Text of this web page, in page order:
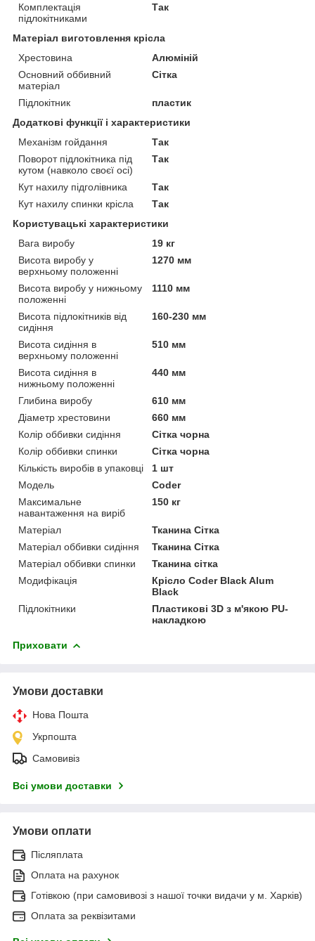
Комплектація
підлокітниками
Так
Матеріал виготовлення крісла
Хрестовина
Алюміній
Основний оббивний
матеріал
Сітка
Підлокітник
пластик
Додаткові функції і характеристики
Механізм гойдання
Так
Поворот підлокітника під
кутом (навколо своєї осі)
Так
Кут нахилу підголівника
Так
Кут нахилу спинки крісла
Так
Користувацькі характеристики
Вага виробу
19 кг
Висота виробу у
верхньому положенні
1270 мм
Висота виробу у нижньому
положенні
1110 мм
Висота підлокітників від
сидіння
160-230 мм
Висота сидіння в
верхньому положенні
510 мм
Висота сидіння в
нижньому положенні
440 мм
Глибина виробу
610 мм
Діаметр хрестовини
660 мм
Колір оббивки сидіння
Сітка чорна
Колір оббивки спинки
Сітка чорна
Кількість виробів в упаковці
1 шт
Мoдель
Coder
Максимальне
навантаження на виріб
150 кг
Матеріал
Тканина Сітка
Матеріал оббивки сидіння
Тканина Сітка
Матеріал оббивки спинки
Тканина сітка
Модифікація
Крісло Coder Black Alum
Black
Підлокітники
Пластикові 3D з м'якою PU-
накладкою
Приховати
Умови доставки
Нова Пошта
Укрпошта
Самовивіз
Всі умови доставки
Умови оплати
Післяплата
Оплата на рахунок
Готівкою (при самовивозі з нашої точки видачи у м. Харків)
Оплата за реквізитами